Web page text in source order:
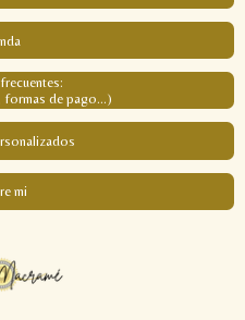
formas de pago...)
mi